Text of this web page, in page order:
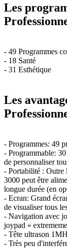
Les
- 49 Programmes
- 18 Santé
- 31 Esthétique
Les
- Programmes: 49
- Programmable:
de personnaliser
- Portabilité : Outre
3000 peut être
longue durée (en
- Ecran: Grand
de visualiser tous
- Navigation avec
joypad »
- Tête ultrason
- Très peu